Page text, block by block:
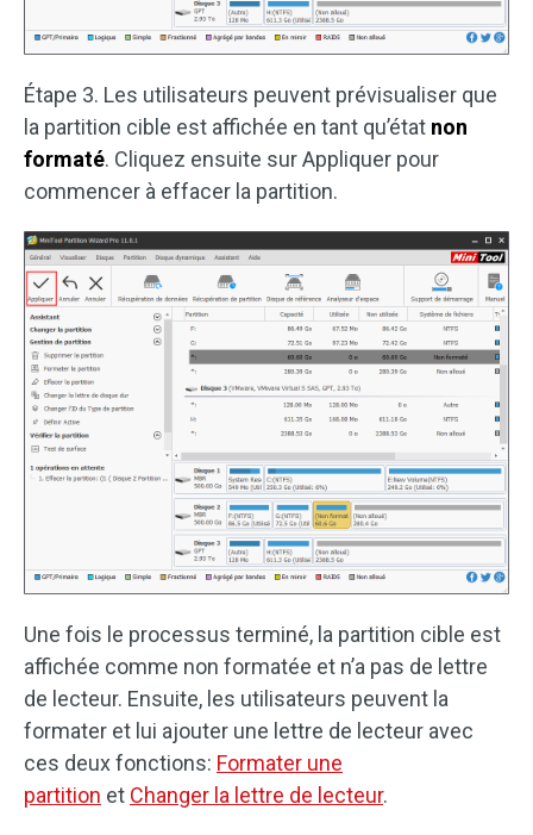
Étape 3. Les utilisateurs peuvent prévisualiser que
la partition cible est affichée en tant qu’état non
formaté. Cliquez ensuite sur Appliquer pour
commencer à effacer la partition.
Une fois le processus terminé, la partition cible est
affichée comme non formatée et n’a pas de lettre
de lecteur. Ensuite, les utilisateurs peuvent la
formater et lui ajouter une lettre de lecteur avec
ces deux fonctions: Formater une
partition et Changer la lettre de lecteur.